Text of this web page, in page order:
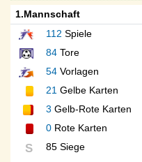
1.Mannschaft
112 Spiele
84 Tore
54 Vorlagen
21 Gelbe Karten
3 Gelb-Rote Karten
0 Rote Karten
S 85 Siege